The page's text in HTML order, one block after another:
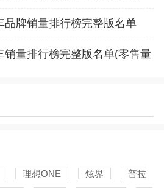
品牌销量排行榜完整版名单
销量排行榜完整版名单(零售量
理想ONE 炫界
普拉